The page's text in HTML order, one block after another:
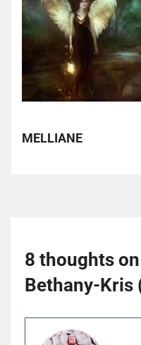
MELLIANE
8 thoughts on
Bethany-Kris